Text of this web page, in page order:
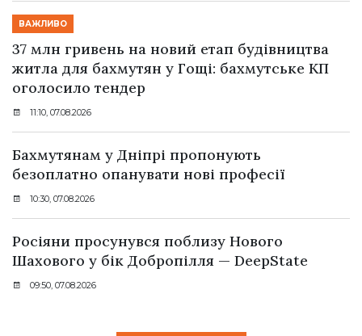
ВАЖЛИВО
37 млн гривень на новий етап будівництва
житла для бахмутян у Гощі: бахмутське КП
оголосило тендер
11:10, 07.08.2026
Бахмутянам у Дніпрі пропонують
безоплатно опанувати нові професії
10:30, 07.08.2026
Росіяни просунувся поблизу Нового
Шахового у бік Добропілля — DeepState
09:50, 07.08.2026